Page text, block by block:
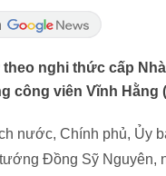
nghi thức cấp
công viên Vĩnh Hằng
nước, Chính phủ, Ủy
Đồng Sỹ Nguyên,